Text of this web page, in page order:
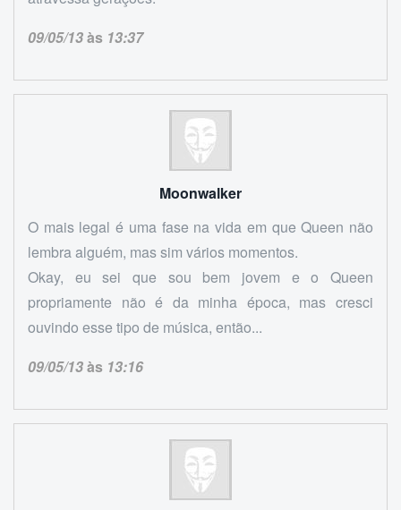
09/05/13às 13:37
Moonwalker
O mais legal é uma fase na vida em que Queen não
lembra alguém, mas sim vários momentos.
Okay, eu sei que sou bem jovem e o Queen
propriamente não é da minha época, mas cresci
ouvindo esse tipo de música, então...
09/05/13às 13:16